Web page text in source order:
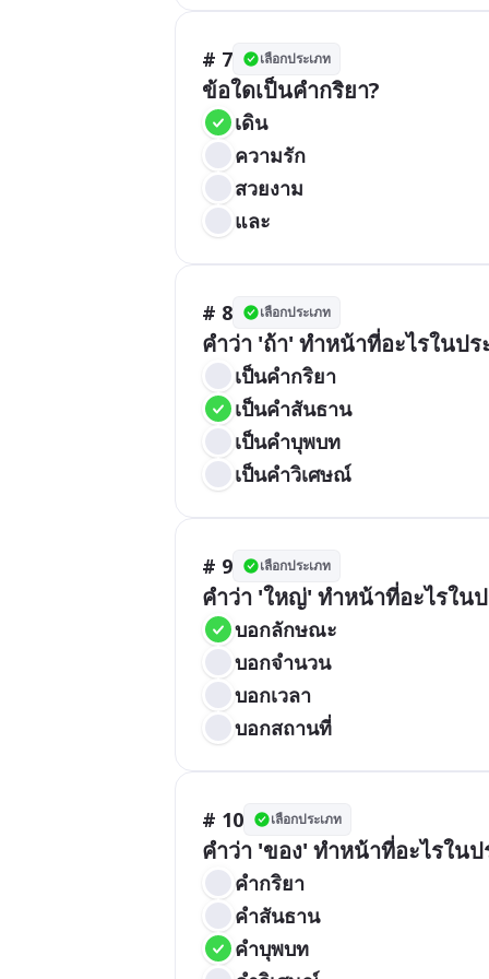
# 7 เลือกประเภท
ข้อใดเป็นคำกริยา?
เดิน
ความรัก
สวยงาม
และ
# 8 เลือกประเภท
คำว่า 'ถ้า' ทำหน้าที่อะไรในปร
เป็นคำกริยา
เป็นคำสันธาน
เป็นคำบุพบท
เป็นคำวิเศษณ์
# 9 เลือกประเภท
คำว่า 'ใหญ่' ทำหน้าที่อะไรใน
บอกลักษณะ
บอกจำนวน
บอกเวลา
บอกสถานที่
# 10 เลือกประเภท
คำว่า 'ของ' ทำหน้าที่อะไรในป
คำกริยา
คำสันธาน
คำบุพบท